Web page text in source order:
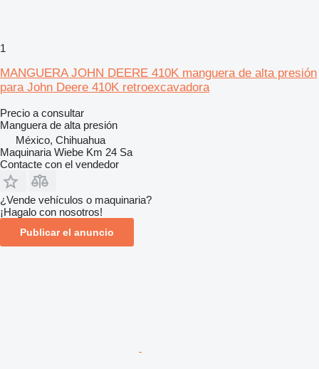
1
MANGUERA JOHN DEERE 410K manguera de alta presión
para John Deere 410K retroexcavadora
Precio a consultar
Manguera de alta presión
México, Chihuahua
Maquinaria Wiebe Km 24 Sa
Contacte con el vendedor
¿Vende vehículos o maquinaria?
¡Hagalo con nosotros!
Publicar el anuncio